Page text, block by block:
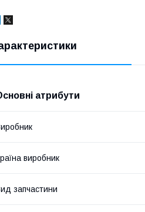
атрибути
виробник
запчастини